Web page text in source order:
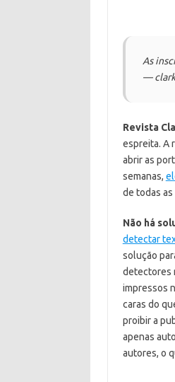
As
—
Revista
espreita. A
abrir as
semanas,
de todas
Não há
detectar
solução
detectores
impressos
caras do
proibir a
apenas
autores, o